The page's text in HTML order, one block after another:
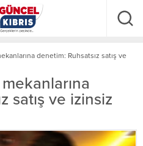
denetim: Ruhsatsız satış ve
satış ve izinsiz